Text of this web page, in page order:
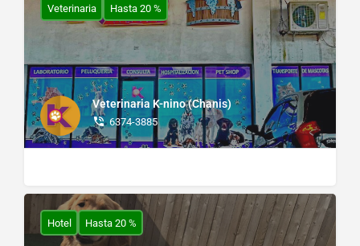
Veterinaria K-nino (Chanis)
6374-3885
Veterinaria Hasta 20 %
Hotel Hasta 20 %